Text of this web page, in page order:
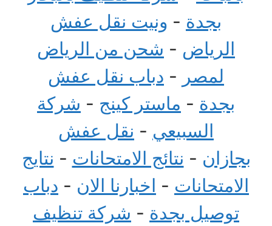
بجدة - ونيت نقل عفش
الرياض - شحن من الرياض
لمصر - دباب نقل عفش
بجدة - ماستر كينج - شركة
السبيعي - نقل عفش
بجازان - نتائج الامتحانات - نتايج
الامتحانات - اخبارنا الان - دباب
توصيل بجدة - شركة تنظيف